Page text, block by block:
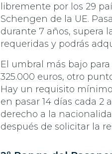
libremente por los 29
Schengen de la UE.
durante 7 años, supera
requeridas y podrás
El umbral más bajo
325.000 euros, otro
Hay un requisito
en pasar 14 días cada 2
derecho a la
después de solicitar la